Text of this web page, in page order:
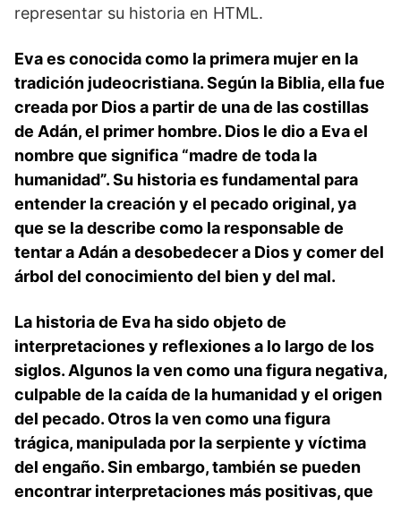
representar su historia en HTML.
Eva es conocida como la primera mujer en la
tradición⁢ judeocristiana. Según la Biblia, ella fue
creada por Dios a partir ‍de una de las costillas
de Adán, el primer​ hombre. Dios le dio a Eva el
nombre que significa “madre de toda la
humanidad”. Su historia es fundamental para
entender la creación y el‌ pecado original, ya‌
que se la describe como la responsable de
tentar a Adán a desobedecer ​a Dios y comer del
árbol del conocimiento del bien y ⁤del mal.
La historia de Eva ha sido objeto de
interpretaciones y‍ reflexiones a lo largo de los
siglos. Algunos la ven⁢ como una figura negativa,​
culpable de la caída de la humanidad y el origen⁤
del pecado. Otros la ven como ⁢una figura
trágica, manipulada por la serpiente y víctima
del engaño. Sin embargo, también se pueden
encontrar interpretaciones más positivas, que